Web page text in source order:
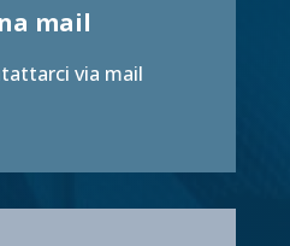
mail
via mail